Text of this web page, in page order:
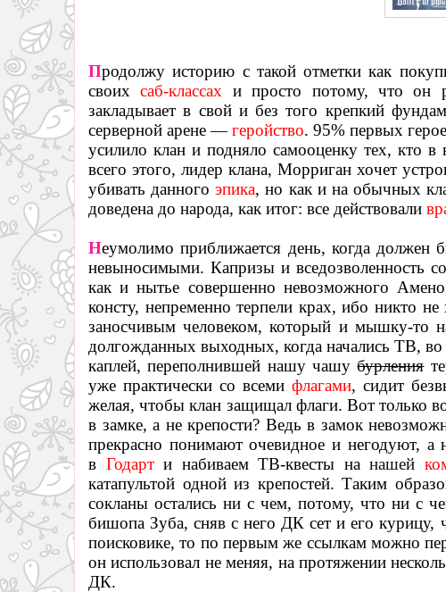
Продолжу историю с такой отметки как
своих саб-классах и просто потому, что он
закладывает в свой и без того крепкий
серверной арене—геройство. 95% первых
усилило клан и подняло самооценку тех, кто
всего этого, лидер клана, Морриган хочет
убивать данного эпика, но как и на обычных
доведена до народа, как итог: все действовали
Неумолимо приближается день, когда должен
невыносимыми. Капризы и вседозволенность
как и нытье совершенно невозможного
консту, непременно терпели крах, ибо никто
заносчивым человеком, который и мышку-то
долгожданных выходных, когда начались ТВ,
каплей, переполнившей нашу чашубурления
уже практически со всеми флагами, сидит
желая, чтобы клан защищал флаги. Вот только
в замке, а не крепости? Ведь в замок
прекрасно понимают очевидное и негодуют,
в Годарт и набиваем ТВ-квесты на нашей
катапультой одной из крепостей. Таким
сокланы остались ни с чем, потому, что ни с
бишопа Зуба, сняв с него ДК сет и его курицу,
поисковике, то по первым же ссылкам можно
он использовал не меняя, на протяжении
ДК.